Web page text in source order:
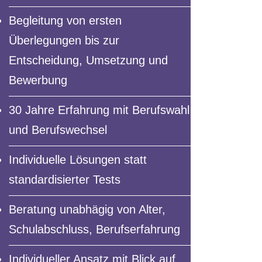
Begleitung von ersten
Überlegungen bis zur
Entscheidung, Umsetzung und
Bewerbung
30 Jahre Erfahrung mit Berufswahl
und Berufswechsel
Individuelle Lösungen statt
standardisierter Tests
Beratung unabhägig von Alter,
Schulabschluss, Berufserfahrung
Individueller Ansatz mit Blick auf